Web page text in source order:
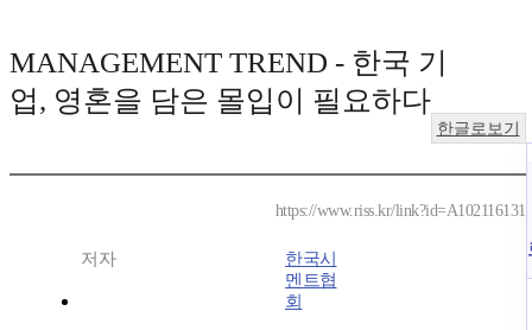
MANAGEMENT TREND - 한국 기
업, 영혼을 담은 몰입이 필요하다
한글로보기
https://www.riss.kr/link?id=A102116131
저자
한국시
멘트협
회